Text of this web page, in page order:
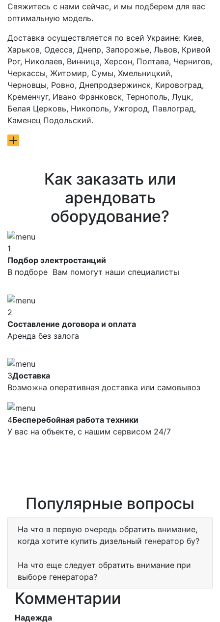
Свяжитесь с нами сейчас, и мы подберем для вас
оптимальную модель.
Доставка осуществляется по всей Украине: Киев,
Харьков, Одесса, Днепр, Запорожье, Львов, Кривой
Рог, Николаев, Винница, Херсон, Полтава, Чернигов,
Черкассы, Житомир, Сумы, Хмельницкий,
Черновцы, Ровно, Днепродзержинск, Кировоград,
Кременчуг, Ивано Франковск, Тернополь, Луцк,
Белая Церковь, Никополь, Ужгород, Павлоград,
Каменец Подольский.
Как заказать или
арендовать
оборудование?
1
Подбор электростанций
В подборе Вам помогут наши специалисты
2
Составление договора и оплата
Аренда без залога
3Доставка
Возможна оперативная доставка или самовывоз
4Бесперебойная работа техники
У вас на объекте, с нашим сервисом 24/7
Популярные вопросы
На что в первую очередь обратить внимание,
когда хотите купить дизельный генератор бу?
На что еще следует обратить внимание при
выборе генератора?
Комментарии
Надежда